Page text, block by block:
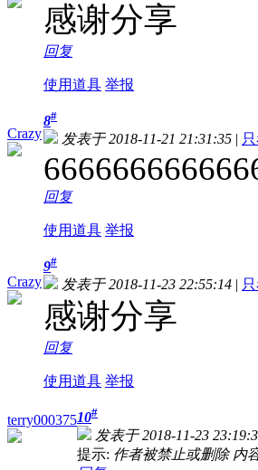
感谢分享
回复
使用道具 举报
Crazy
8#
发表于 2018-11-21 21:31:35 |
回复
使用道具 举报
Crazy
9#
发表于 2018-11-23 22:55:14 |
感谢分享
回复
使用道具 举报
terry00037510#
发表于 2018-11-23
提示: 作者被禁止或删除 内